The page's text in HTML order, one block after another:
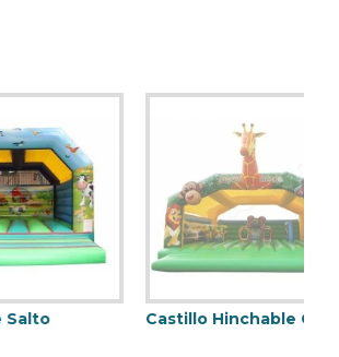
Castillo Hinchable Gigante